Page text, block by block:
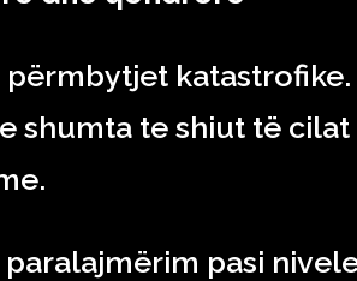
katastrofike.
shumta te shiut të cilat
paralajmërim pasi